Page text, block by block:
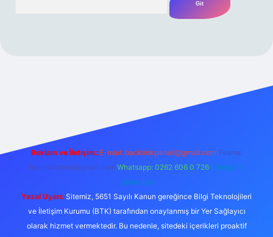
Reklam ve İletişim: E-mail: backlinkpaneli@gmail.com Teams:
forumhizmeti@gmail.com Whatsapp: 0262 606 0 726 Telegram:
@karabul
Yasal Uyarı: Sitemiz, 5651 Sayılı Kanun gereğince Bilgi Teknolojileri
ve İletişim Kurumu (BTK) tarafından onaylanmış bir Yer Sağlayıcı
olarak hizmet vermektedir. Bu nedenle, sitedeki içerikleri proaktif